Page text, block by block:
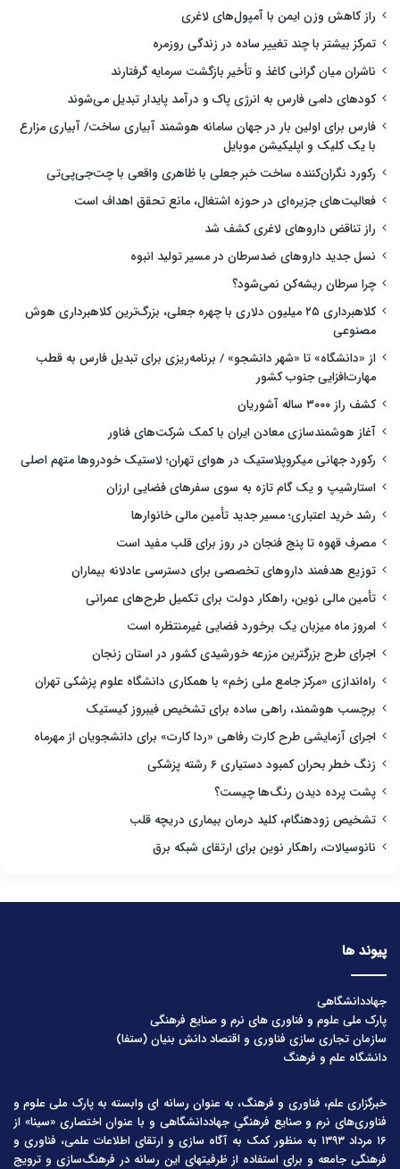
راز کاهش وزن ایمن با آمپول‌های لاغری
تمرکز بیشتر با چند تغییر ساده در زندگی روزمره
ناشران میان گرانی کاغذ و تأخیر بازگشت سرمایه گرفتارند
کودهای دامی فارس به انرژی پاک و درآمد پایدار تبدیل می‌شوند
فارس برای اولین بار در جهان سامانه هوشمند آبیاری ساخت/ آبیاری مزارع
با یک کلیک و اپلیکیشن موبایل
رکورد نگران‌کننده ساخت خبر جعلی با ظاهری واقعی با چت‌جی‌پی‌تی
فعالیت‌های جزیره‌ای در حوزه اشتغال، مانع تحقق اهداف است
راز تناقض داروهای لاغری کشف شد
نسل جدید داروهای ضدسرطان در مسیر تولید انبوه
چرا سرطان ریشه‌کن نمی‌شود؟
کلاهبرداری ۲۵ میلیون دلاری با چهره جعلی، بزرگ‌ترین کلاهبرداری هوش
مصنوعی
از «دانشگاه» تا «شهر دانشجو» / برنامه‌ریزی برای تبدیل فارس به قطب
مهارت‌افزایی جنوب کشور
کشف راز ۳۰۰۰ ساله آشوریان
آغاز هوشمندسازی معادن ایران با کمک شرکت‌های فناور
رکورد جهانی میکروپلاستیک در هوای تهران؛ لاستیک خودروها متهم اصلی
استارشیپ و یک گام تازه به سوی سفرهای فضایی ارزان
رشد خرید اعتباری؛ مسیر جدید تأمین مالی خانوارها
مصرف قهوه تا پنج فنجان در روز برای قلب مفید است
توزیع هدفمند داروهای تخصصی برای دسترسی عادلانه بیماران
تأمین مالی نوین، راهکار دولت برای تکمیل طرح‌های عمرانی
امروز ماه میزبان یک برخورد فضایی غیرمنتظره است
اجرای طرح بزرگترین مزرعه خورشیدی کشور در استان زنجان
راه‌اندازی «مرکز جامع ملی زخم» با همکاری دانشگاه علوم پزشکی تهران
برچسب هوشمند، راهی ساده برای تشخیص فیبروز کیستیک
اجرای آزمایشی طرح کارت رفاهی «ردا کارت» برای دانشجویان از مهرماه
زنگ خطر بحران کمبود دستیاری ۶ رشته پزشکی
پشت پرده دیدن رنگ‌ها چیست؟
تشخیص زودهنگام، کلید درمان بیماری دریچه قلب
نانوسیالات، راهکار نوین برای ارتقای شبکه برق
پیوند ها
جهاددانشگاهی
پارک ملی علوم و فناوری های نرم و صنایع فرهنگی
سازمان تجاری سازی فناوری و اقتصاد دانش بنیان (ستفا)
دانشگاه علم و فرهنگ
خبرگزاری علم، فناوری و فرهنگ، به عنوان رسانه ای وابسته به پارک ملی علوم و
فناوری‌های نرم و صنایع فرهنگیِ جهاددانشگاهی و با عنوان اختصاری «سینا» از
۱۶ مرداد ۱۳۹۳ به منظور کمک به آگاه سازی و ارتقای اطلاعات علمی، فناوری و
فرهنگی جامعه و برای استفاده از ظرفیتهای این رسانه در فرهنگ‌سازی و ترویج